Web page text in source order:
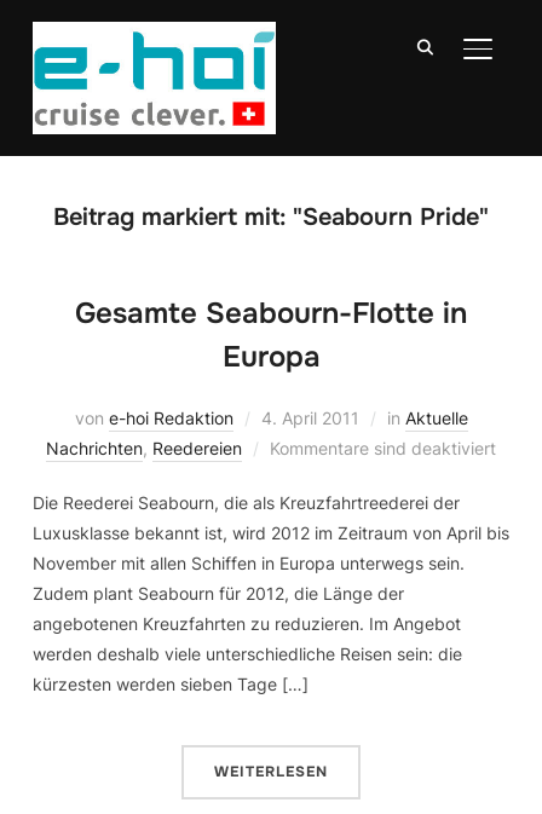
Beitrag markiert mit: "Seabourn Pride"
Gesamte Seabourn-Flotte in
Europa
von e-hoi Redaktion 4. April 2011 in Aktuelle
Nachrichten, Reedereien Kommentare sind deaktiviert
Die Reederei Seabourn, die als Kreuzfahrtreederei der
Luxusklasse bekannt ist, wird 2012 im Zeitraum von April bis
November mit allen Schiffen in Europa unterwegs sein.
Zudem plant Seabourn für 2012, die Länge der
angebotenen Kreuzfahrten zu reduzieren. Im Angebot
werden deshalb viele unterschiedliche Reisen sein: die
kürzesten werden sieben Tage […]
WEITERLESEN